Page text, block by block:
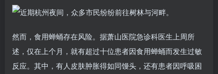
然而，食用蝉蛹存在风险。据萧山医院急诊科医生上周所
述，仅在上个月，就有超过十位患者因食用蝉蛹而发生过敏
反应。其中，有人皮肤肿胀得如同馒头，还有患者因呼吸困